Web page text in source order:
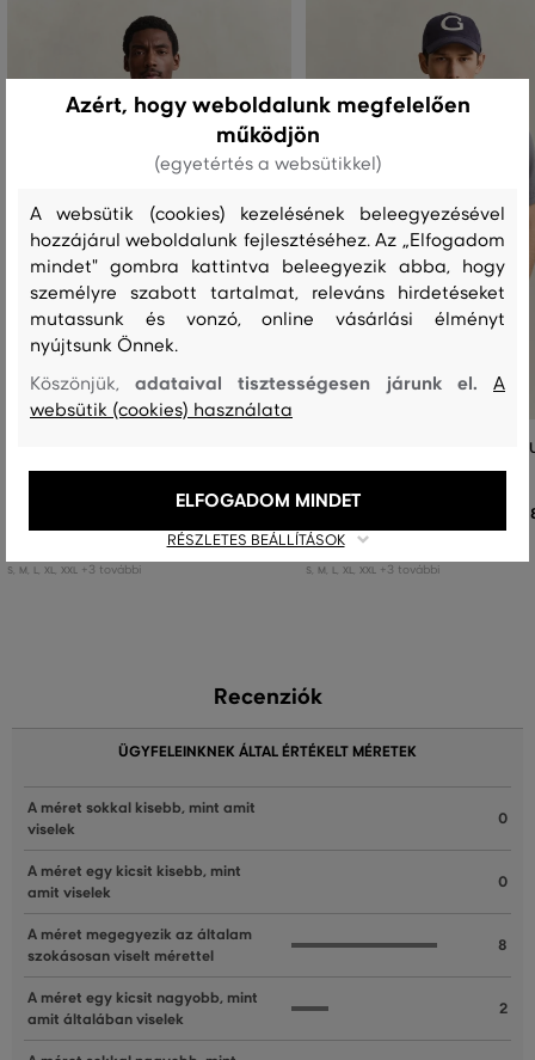
POLO
38 990 Ft
S M L XL XXL +3 további
PÓLÓ GANT REG SHIELD SS
POLO
Elérhető méretek:
S M L XL XXL +3 további
Recenziók
ÜGYFELEINKNEK ÁLTAL ÉRTÉKELT MÉRETEK
A méret sokkal kisebb, mint amit
viselek
0
A méret egy kicsit kisebb, mint
amit viselek
0
A méret megegyezik az általam
szokásosan viselt mérettel
8
A méret egy kicsit nagyobb, mint
amit általában viselek
2
Azért, hogy weboldalunk megfelelően
működjön
(egyetértés a websütikkel)
A websütik (cookies) kezelésének beleegyezésével
hozzájárul weboldalunk fejlesztéséhez. Az „Elfogadom
mindet" gombra kattintva beleegyezik abba, hogy
személyre szabott tartalmat, releváns hirdetéseket
mutassunk és vonzó, online vásárlási élményt
nyújtsunk Önnek.
Köszönjük,adataival tisztességesen járunk el.A
websütik (cookies) használata
RÉSZLETES BEÁLLÍTÁSOK
ELFOGADOM MINDET